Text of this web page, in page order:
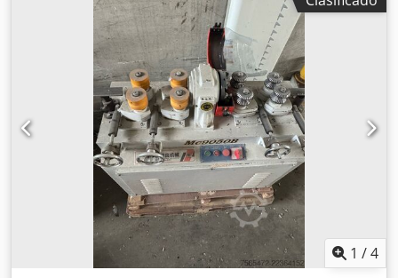
modelado de bordes y fresado personalizado en madera
maciza y paneles derivados de la madera.
Especificaciones: • Modelo: MXS5115A • Tamaño de la
mesa: 650 × 580 mm • Espesor máximo de trabajo: 120 mm
• Velocidad del husillo: 18.000 rpm • Tamaños de los
mandriles: 6,3 mm / 12,7 mm • Potencia del motor: 2,2 kW •
Alimentación: 380 V, 3 fases Características: • Mesa de
trabajo de hierro fundido de alta resistencia • Husillo de
alta velocidad para un enrutamiento y perfilado precisos •
Construcción industrial • Adecuada para la producción de
muebles, la fabricación de armarios y la ebanistería • Fácil
ajuste y manejo Estado: • En buen estado de
funcionamiento. • Lista para usar. • Se aceptan
inspecciones y pruebas. Crodpfx Apszmukuocef
1 /4